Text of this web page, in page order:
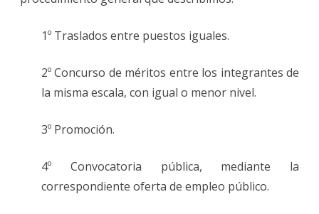
1º Traslados entre puestos iguales.
2º Concurso de méritos entre los integrantes de
la misma escala, con igual o menor nivel.
3º Promoción.
4º Convocatoria pública, mediante la
correspondiente oferta de empleo público.